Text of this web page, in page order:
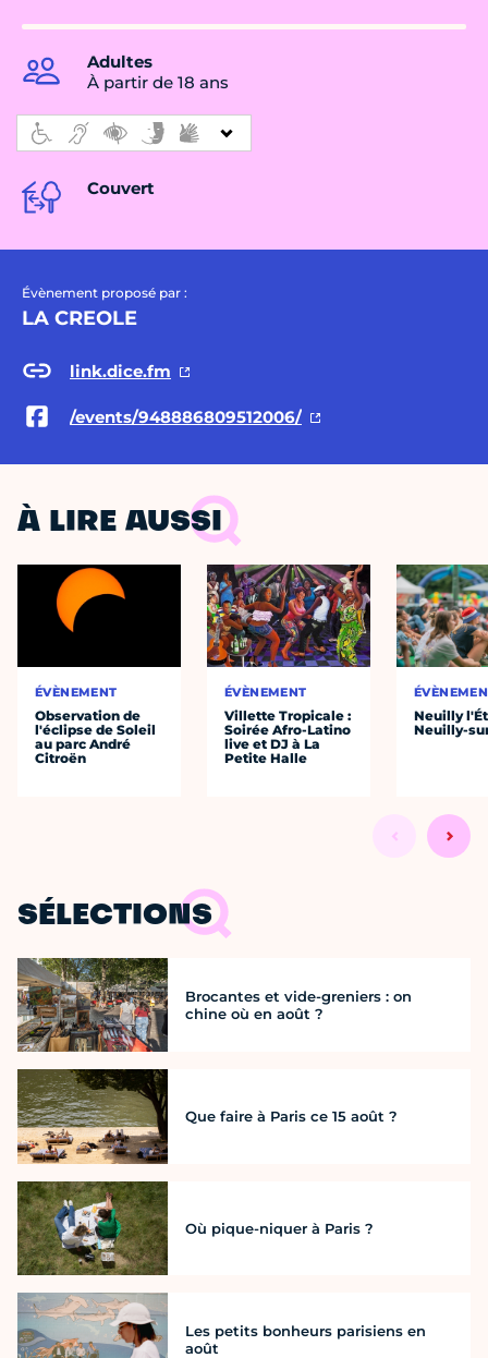
Adultes
À partir de 18 ans
Couvert
Évènement proposé par :
LA CREOLE
link.dice.fm
/events/948886809512006/
À LIRE AUSSI
ÉVÈNEMENT
Observation de
l'éclipse de Soleil
au parc André
Citroën
ÉVÈNEMENT
Villette Tropicale :
Soirée Afro-Latino
live et DJ à La
Petite Halle
Neuilly
Neuilly-
SÉLECTIONS
Brocantes et vide-greniers : on
chine où en août ?
Que faire à Paris ce 15 août ?
Où pique-niquer à Paris ?
Les petits bonheurs parisiens en
août